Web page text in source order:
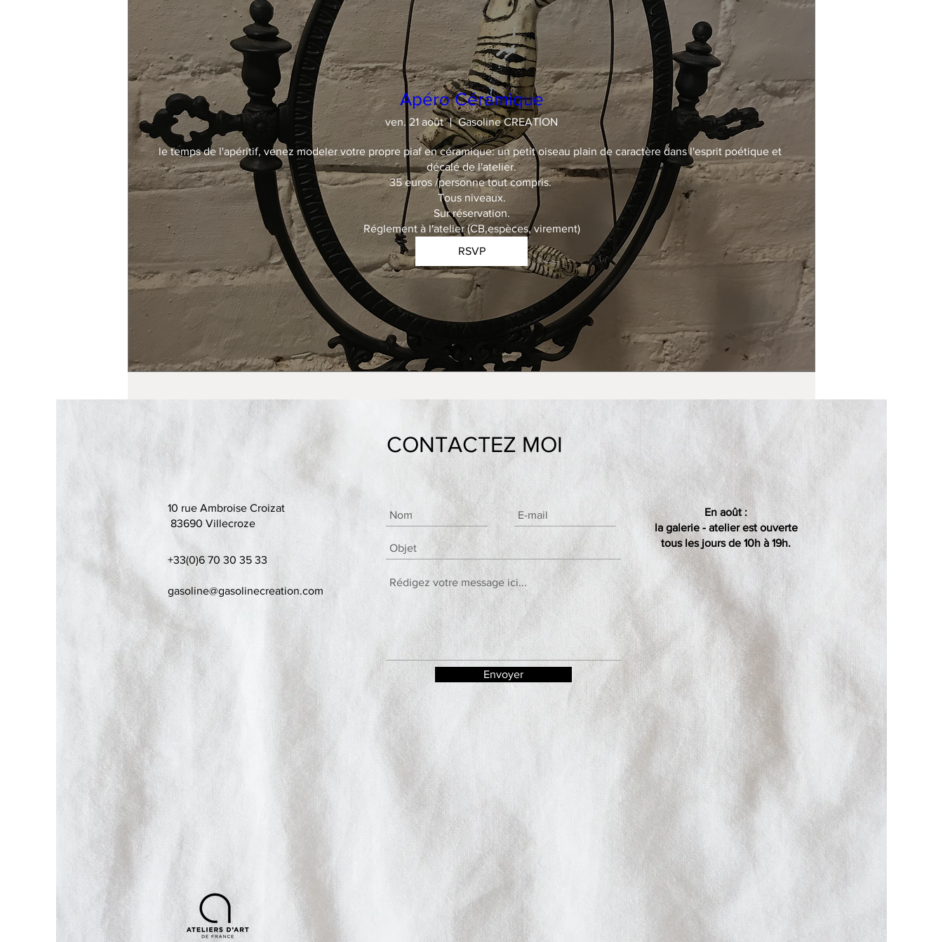
Apéro Céramique
ven. 21 août Gasoline CREATION
le temps de l'apéritif, venez modeler votre propre piaf en céramique: un petit oiseau plain de caractère dans l'esprit poétique et
décalé de l'atelier.
35 euros /personne tout compris.
Tous niveaux.
Sur réservation.
Réglement à l'atelier (CB,espèces, virement)
RSVP
CONTACTEZ MOI
10 rue Ambroise Croizat
83690 Villecroze
+33(0)6 70 30 35 33
gasoline@gasolinecreation.com
Envoyer
En août :
la galerie - atelier est ouverte
tous les jours de 10h à 19h.